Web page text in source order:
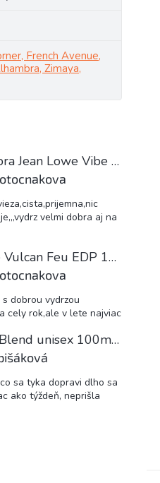
French Avenue,
Zimaya,
Maison Alhambra Jean Lowe Vibe unisex 11ml EDP decant
je 5 z 5 hviezdičiek.
velmi dobra aj na
French Avenue Vulcan Feu EDP 11ml decant
je 5 z 5 hviezdičiek.
dobrou vydrzou
cely rok,ale v lete najviac
Zimaya Sharaf Blend unisex 100ml EDP
je 5 z 5 hviezdičiek.
sa tyka dopravi dlho sa
ako týždeň, neprišla